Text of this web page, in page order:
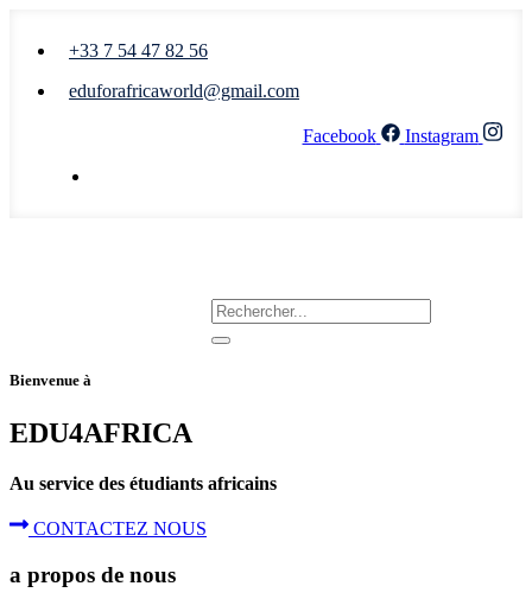
+33 7 54 47 82 56
eduforafricaworld@gmail.com
Facebook
Instagram
Bienvenue à
EDU4AFRICA
Au service des étudiants africains
CONTACTEZ NOUS
a propos de nous